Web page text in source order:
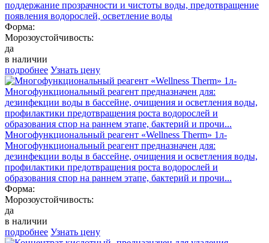
поддержание прозрачности и чистоты воды, предотвращение
появления водорослей, осветление воды
Форма:
Морозоустойчивость:
да
в наличии
подробнее Узнать цену
Многофункциональный реагент «Wellness Therm» 1л-
Многофункциональный реагент предназначен для:
дезинфекции воды в бассейне, очищения и осветления воды,
профилактики предотвращения роста водорослей и
образования спор на раннем этапе, бактерий и прочи...
Форма:
Морозоустойчивость:
да
в наличии
подробнее Узнать цену